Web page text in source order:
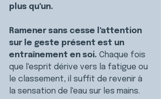
plus qu'un.
Ramener sans cesse l'attention
sur le geste présent est un
entraînement en soi. Chaque fois
que l'esprit dérive vers la fatigue ou
le classement, il suffit de revenir à
la sensation de l'eau sur les mains.